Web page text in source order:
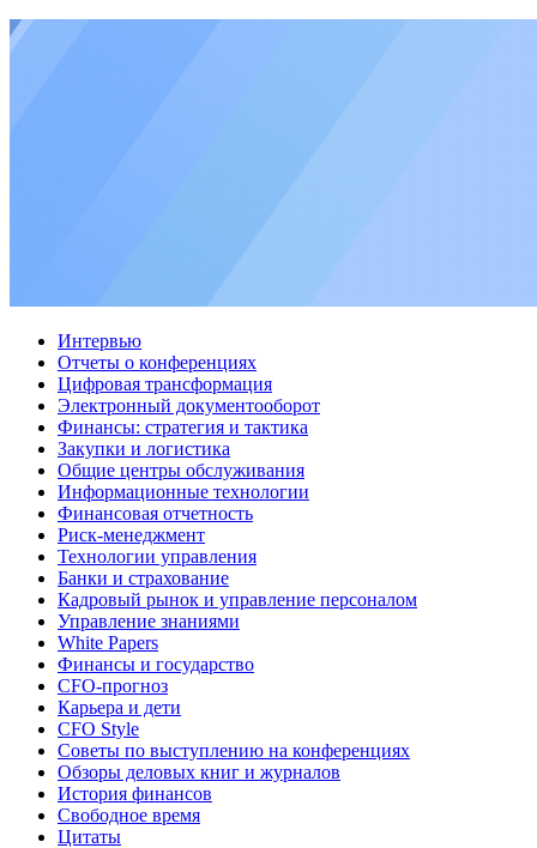
Интервью
Отчеты о конференциях
Цифровая трансформация
Электронный документооборот
Финансы: стратегия и тактика
Закупки и логистика
Общие центры обслуживания
Информационные технологии
Финансовая отчетность
Риск-менеджмент
Технологии управления
Банки и страхование
Кадровый рынок и управление персоналом
Управление знаниями
White Papers
Финансы и государство
CFO-прогноз
Карьера и дети
CFO Style
Советы по выступлению на конференциях
Обзоры деловых книг и журналов
История финансов
Свободное время
Цитаты